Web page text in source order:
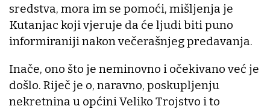
sredstva, mora im se pomoći, mišljenja je
Kutanjac koji vjeruje da će ljudi biti puno
informiraniji nakon večerašnjeg predavanja.
Inače, ono što je neminovno i očekivano već je
došlo. Riječ je o, naravno, poskupljenju
nekretnina u općini Veliko Trojstvo i to